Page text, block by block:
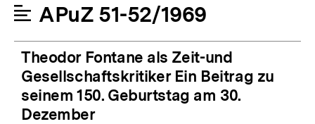
APuZ 51-52/1969
Theodor Fontane als Zeit-und
Gesellschaftskritiker Ein Beitrag zu
seinem 150. Geburtstag am 30.
Dezember